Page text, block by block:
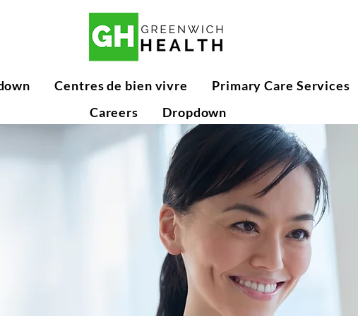
Centres de bien vivre
Primary Care Services
Careers
Dropdown